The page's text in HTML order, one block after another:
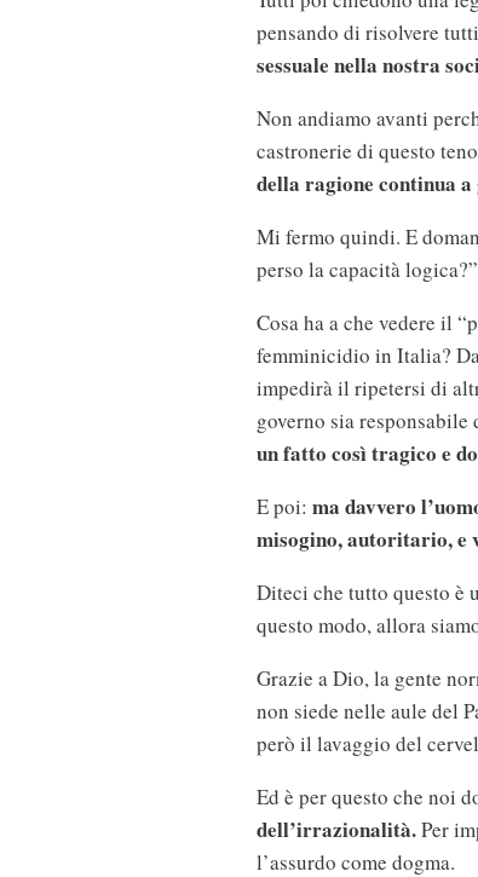
pensando di risolvere
sessuale nella nostra
Non andiamo avanti
castronerie di questo
della ragione continua
Mi fermo quindi. E
perso la capacità logica?”
Cosa ha a che vedere il
femminicidio in Italia?
impedirà il ripetersi di
governo sia
un fatto così tragico e
E poi: ma davvero
misogino, autoritario, e
Diteci che tutto questo è
questo modo, allora
Grazie a Dio, la gente
non siede nelle aule del
però il lavaggio del
Ed è per questo che noi
dell’irrazionalità.Per
l’assurdo come dogma.